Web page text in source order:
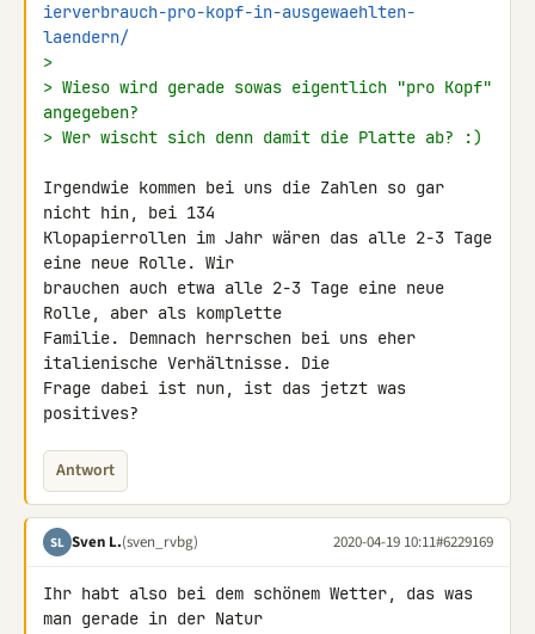
ierverbrauch-pro-kopf-in-ausgewaehlten-
laendern/
>
> Wieso wird gerade sowas eigentlich "pro Kopf"
angegeben?
> Wer wischt sich denn damit die Platte ab? :)
Irgendwie kommen bei uns die Zahlen so gar
nicht hin, bei 134
Klopapierrollen im Jahr wären das alle 2-3 Tage
eine neue Rolle. Wir
brauchen auch etwa alle 2-3 Tage eine neue
Rolle, aber als komplette
Familie. Demnach herrschen bei uns eher
italienische Verhältnisse. Die
Frage dabei ist nun, ist das jetzt was
positives?
Antwort
SL Sven L.(sven_rvbg) 2020-04-19 10:11#6229169
Ihr habt also bei dem schönem Wetter, das was
man gerade in der Natur